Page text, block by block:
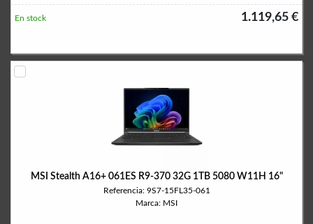
1.119,65 €
En stock
MSI Stealth A16+ 061ES R9-370 32G 1TB 5080 W11H 16"
Referencia: 9S7-15FL35-061
Marca: MSI